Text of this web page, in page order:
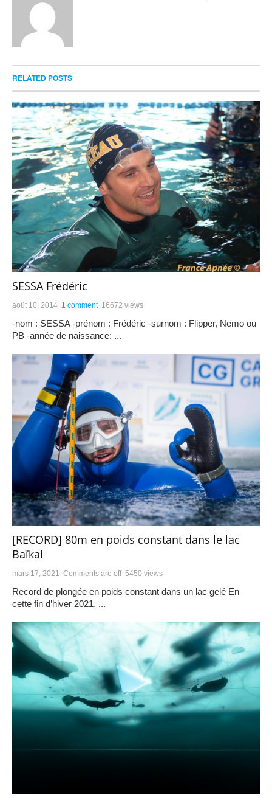
RELATED POSTS
SESSA Frédéric
août 10, 2014 1 comment 16672 views
-nom : SESSA -prénom : Frédéric -surnom : Flipper, Nemo ou
PB -année de naissance: ...
[RECORD] 80m en poids constant dans le lac
Baïkal
mars 17, 2021 Comments are off 5450 views
Record de plongée en poids constant dans un lac gelé En
cette fin d’hiver 2021, ...